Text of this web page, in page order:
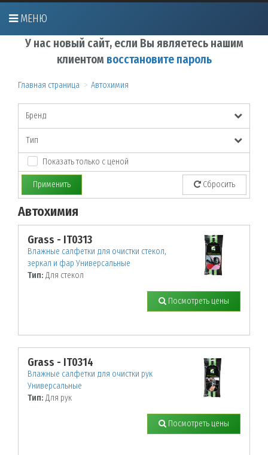
МЕНЮ
У нас новый сайт, если Вы являетесь нашим
клиентом восстановите пароль
Главная страница Автохимия
Бренд
Тип
Показать только с ценой
Применить Сбросить
Автохимия
Grass - IT0313
Влажные салфетки для очистки стекол,
зеркал и фар Универсальные
Тип: Для стекол
Посмотреть цены
Grass - IT0314
Влажные салфетки для очистки рук
Универсальные
Тип: Для рук
Посмотреть цены
По заданным параметрам товары не найдены!